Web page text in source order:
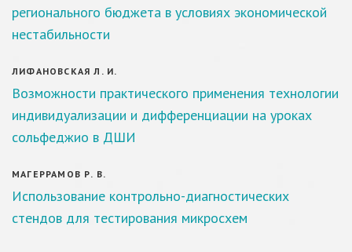
регионального бюджета в условиях экономической
нестабильности
ЛИФАНОВСКАЯ Л. И.
Возможности практического применения технологии
индивидуализации и дифференциации на уроках
сольфеджио в ДШИ
МАГЕРРАМОВ Р. В.
Использование контрольно-диагностических
стендов для тестирования микросхем